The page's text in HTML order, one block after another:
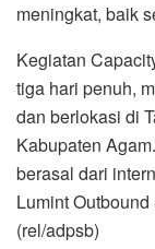
meningkat, baik
Kegiatan
tiga hari penuh,
dan berlokasi di
Kabupaten
berasal dari
Lumint
(rel/adpsb)